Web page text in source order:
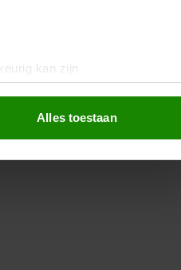
kan zijn
(fingerprinting)
media te bieden en om ons
Alles toestaan